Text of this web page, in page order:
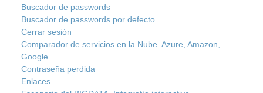
Buscador de passwords
Buscador de passwords por defecto
Cerrar sesión
Comparador de servicios en la Nube. Azure, Amazon,
Google
Contraseña perdida
Enlaces